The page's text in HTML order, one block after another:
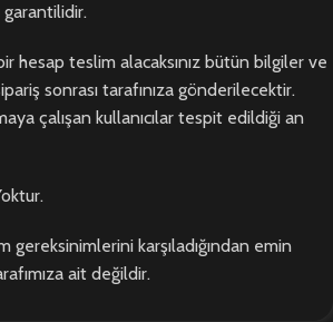
hesap teslim alacaksınız bütün bilgiler ve
sonrası tarafınıza gönderilecektir.
çalışan kullanıcılar tespit edildiği an
gereksinimlerini karşıladığından emin
ait değildir.